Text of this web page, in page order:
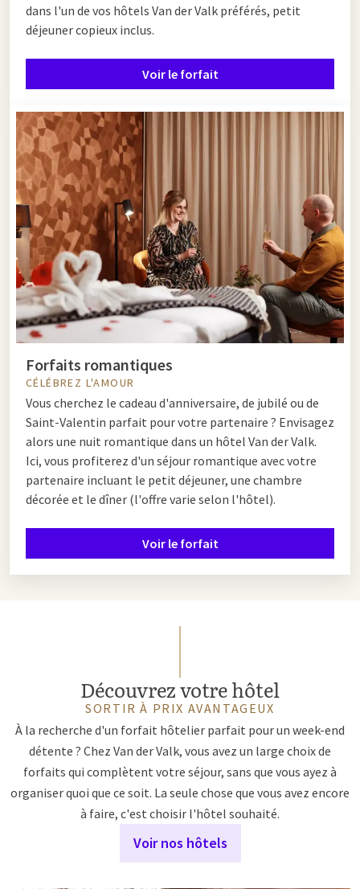
dans l'un de vos hôtels Van der Valk préférés, petit
déjeuner copieux inclus.
Voir le forfait
Forfaits romantiques
CÉLÉBREZ L'AMOUR
Vous cherchez le cadeau d'anniversaire, de jubilé ou de
Saint-Valentin parfait pour votre partenaire ? Envisagez
alors une nuit romantique dans un hôtel Van der Valk.
Ici, vous profiterez d'un séjour romantique avec votre
partenaire incluant le petit déjeuner, une chambre
décorée et le dîner (l'offre varie selon l'hôtel).
Voir le forfait
Découvrez votre hôtel
SORTIR À PRIX AVANTAGEUX
À la recherche d'un forfait hôtelier parfait pour un week-end
détente ? Chez Van der Valk, vous avez un large choix de
forfaits qui complètent votre séjour, sans que vous ayez à
organiser quoi que ce soit. La seule chose que vous avez encore
à faire, c'est choisir l'hôtel souhaité.
Voir nos hôtels